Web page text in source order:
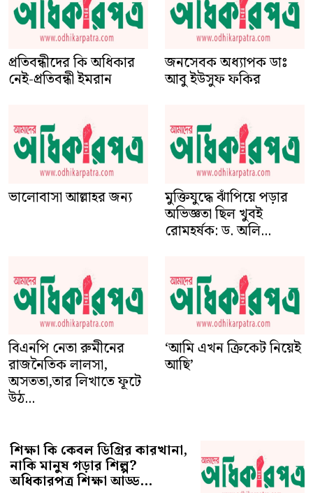
প্রতিবন্ধীদের কি অধিকার
নেই-প্রতিবন্ধী ইমরান
জনসেবক অধ্যাপক ডাঃ
আবু ইউসুফ ফকির
ভালোবাসা আল্লাহর জন্য মুক্তিযুদ্ধে ঝাঁপিয়ে পড়ার
অভিজ্ঞতা ছিল খুবই
রোমহর্ষক: ড. অলি...
বিএনপি নেতা রুমীনের
রাজনৈতিক লালসা,
অসততা,তার লিখাতে ফূটে
উঠ...
‘আমি এখন ক্রিকেট নিয়েই
আছি’
শিক্ষা কি কেবল ডিগ্রির কারখানা,
নাকি মানুষ গড়ার শিল্প?
অধিকারপত্র শিক্ষা আড্ড...